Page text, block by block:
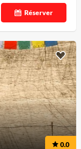
Réserver
0.0